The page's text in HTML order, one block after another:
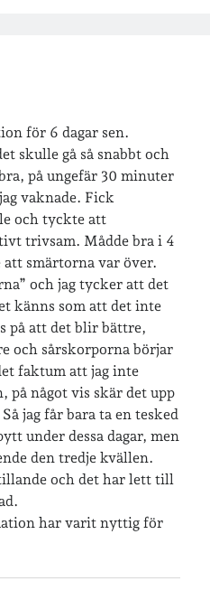
för 6 dagar sen.
skulle gå så snabbt och
på ungefär 30 minuter
vaknade. Fick
och tyckte att
trivsam. Mådde bra i 4
att smärtorna var över.
och jag tycker att det
känns som att det inte
på att det blir bättre,
och sårskorporna börjar
faktum att jag inte
på något vis skär det upp
jag får bara ta en tesked
under dessa dagar, men
den tredje kvällen.
och det har lett till
har varit nyttig för